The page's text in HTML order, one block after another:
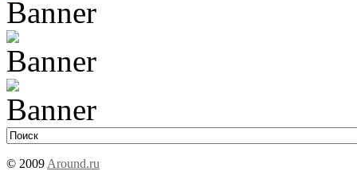
© 2009 Around.ru